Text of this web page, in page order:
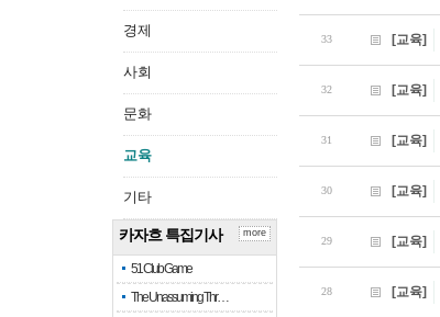
경제
사회
문화
교육
기타
카자흐 특집기사
51 Club Game
The Unassuming Thr…
more
33 [교육]
32 [교육]
31 [교육]
30 [교육]
29 [교육]
28 [교육]